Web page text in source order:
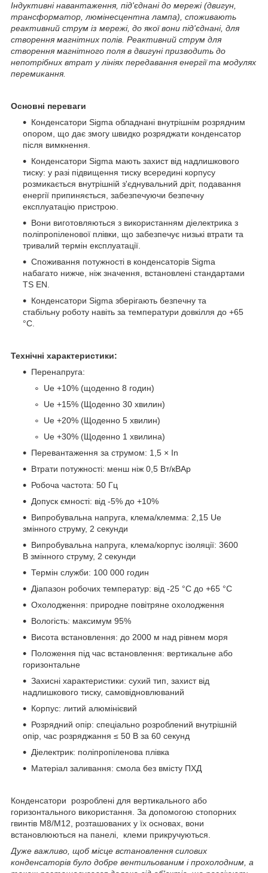
Індуктивні навантаження, під'єднані до мережі (двигун,
трансформатор, люмінесцентна лампа), споживають
реактивний струм із мережі, до якої вони під'єднані, для
створення магнітних полів. Реактивний струм для
створення магнітного поля в двигуні призводить до
непотрібних втрат у лініях передавання енергії та модулях
перемикання.
Основні переваги
Конденсатори Sigma обладнані внутрішнім розрядним
опором, що дає змогу швидко розряджати конденсатор
після вимкнення.
Конденсатори Sigma мають захист від надлишкового
тиску: у разі підвищення тиску всередині корпусу
розмикається внутрішній з'єднувальний дріт, подавання
енергії припиняється, забезпечуючи безпечну
експлуатацію пристрою.
Вони виготовляються з використанням діелектрика з
поліпропіленової плівки, що забезпечує низькі втрати та
тривалий термін експлуатації.
Споживання потужності в конденсаторів Sigma
набагато нижче, ніж значення, встановлені стандартами
TS EN.
Конденсатори Sigma зберігають безпечну та
стабільну роботу навіть за температури довкілля до +65
°C.
Технічні характеристики:
Перенапруга:
Ue +10% (щоденно 8 годин)
Ue +15% (Щоденно 30 хвилин)
Ue +20% (Щоденно 5 хвилин)
Ue +30% (Щоденно 1 хвилина)
Перевантаження за струмом: 1,5 × In
Втрати потужності: менш ніж 0,5 Вт/кВАр
Робоча частота: 50 Гц
Допуск ємності: від -5% до +10%
Випробувальна напруга, клема/клемма: 2,15 Ue
змінного струму, 2 секунди
Випробувальна напруга, клема/корпус ізоляції: 3600
В змінного струму, 2 секунди
Термін служби: 100 000 годин
Діапазон робочих температур: від -25 °C до +65 °C
Охолодження: природне повітряне охолодження
Вологість: максимум 95%
Висота встановлення: до 2000 м над рівнем моря
Положення під час встановлення: вертикальне або
горизонтальне
Захисні характеристики: сухий тип, захист від
надлишкового тиску, самовідновлюваний
Корпус: литий алюмінієвий
Розрядний опір: спеціально розроблений внутрішній
опір, час розряджання ≤ 50 В за 60 секунд
Діелектрик: поліпропіленова плівка
Матеріал заливання: смола без вмісту ПХД
Конденсатори розроблені для вертикального або
горизонтального використання. За допомогою стопорних
гвинтів M8/M12, розташованих у їх основах, вони
встановлюються на панелі, клеми прикручуються.
Дуже важливо, щоб місце встановлення силових
конденсаторів було добре вентильованим і прохолодним, а